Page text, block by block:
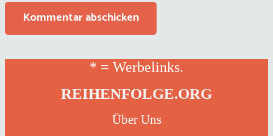
Kommentar abschicken
* = Werbelinks.
REIHENFOLGE.ORG
Über Uns